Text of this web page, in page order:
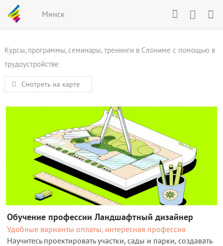
Минск
Курсы, программы, семинары, тренинги в Слониме с помощью в
трудоустройстве
Смотреть на карте
Обучение профессии Ландшафтный дизайнер
Удобные варианты оплаты, интересная профессия
Научитесь проектировать участки, сады и парки, создавать